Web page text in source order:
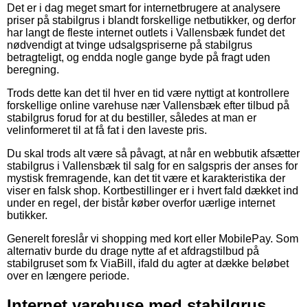
Det er i dag meget smart for internetbrugere at analysere
priser på stabilgrus i blandt forskellige netbutikker, og derfor
har langt de fleste internet outlets i Vallensbæk fundet det
nødvendigt at tvinge udsalgspriserne på stabilgrus
betragteligt, og endda nogle gange byde på fragt uden
beregning.
Trods dette kan det til hver en tid være nyttigt at kontrollere
forskellige online varehuse nær Vallensbæk efter tilbud på
stabilgrus forud for at du bestiller, således at man er
velinformeret til at få fat i den laveste pris.
Du skal trods alt være så påvagt, at når en webbutik afsætter
stabilgrus i Vallensbæk til salg for en salgspris der anses for
mystisk fremragende, kan det tit være et karakteristika der
viser en falsk shop. Kortbestillinger er i hvert fald dækket ind
under en regel, der bistår køber overfor uærlige internet
butikker.
Generelt foreslår vi shopping med kort eller MobilePay. Som
alternativ burde du drage nytte af et afdragstilbud på
stabilgruset som fx ViaBill, ifald du agter at dække beløbet
over en længere periode.